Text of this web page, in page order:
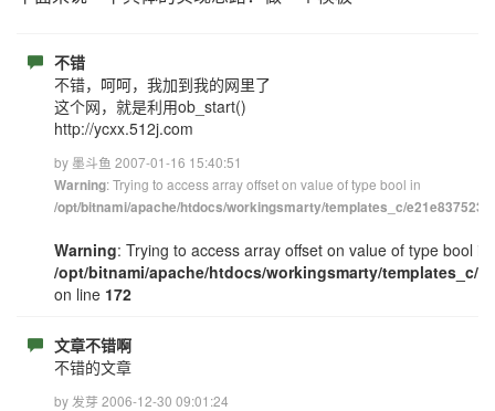
不错
不错，呵呵，我加到我的网里了
这个网，就是利用ob_start()
http://ycxx.512j.com
by 墨斗鱼 2007-01-16 15:40:51
Warning: Trying to access array offset on value of type bool in
/opt/bitnami/apache/htdocs/workingsmarty/templates_c/
Warning: Trying to access array offset on value of type bool in
/opt/bitnami/apache/htdocs/workingsmarty/templates_c/
on line 172
文章不错啊
不错的文章
by 发芽 2006-12-30 09:01:24